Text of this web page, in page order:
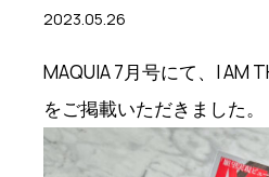
2023.05.26
MAQUIA 7月号にて、I AM
をご掲載いただきました。